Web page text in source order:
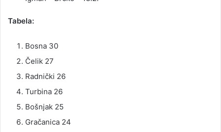
Tabela:
Bosna 30
Čelik 27
Radnički 26
Turbina 26
Bošnjak 25
Gračanica 24